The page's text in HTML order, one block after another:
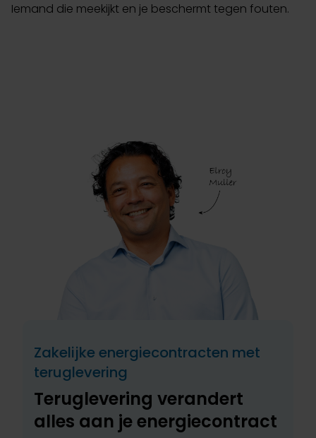
Iemand die meekijkt en je beschermt tegen fouten.
Zakelijke energiecontracten met
teruglevering
Teruglevering verandert
alles aan je energiecontract